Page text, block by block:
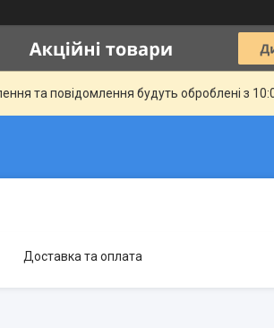
та повідомлення будуть оброблені з
Доставка та оплата